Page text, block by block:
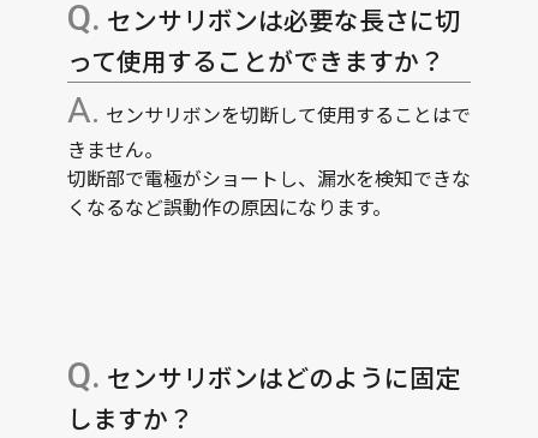
センサリボンは必要な長さに切
って使用することができますか？
センサリボンを切断して使用することはで
きません。
切断部で電極がショートし、漏水を検知できな
くなるなど誤動作の原因になります。
センサリボンはどのように固定
しますか？